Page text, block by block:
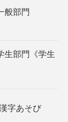
般部門
生部門《学生
字あそび